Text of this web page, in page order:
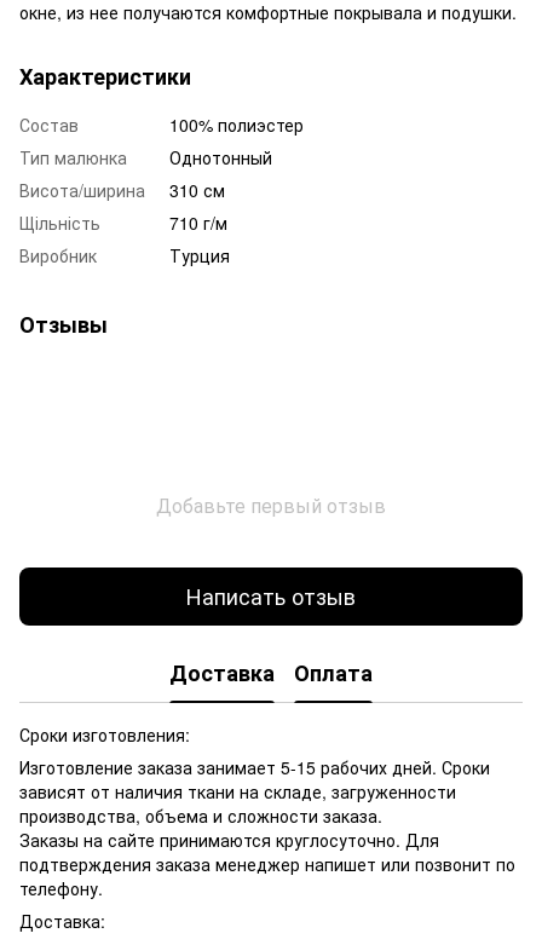
окне, из нее получаются комфортные покрывала и подушки.
Характеристики
Состав
100% полиэстер
Тип малюнка
Однотонный
Висота/ширина
310 см
Щільність
710 г/м
Виробник
Турция
Отзывы
Добавьте первый отзыв
Написать отзыв
Доставка Оплата
Сроки изготовления:
Изготовление заказа занимает 5-15 рабочих дней. Сроки
зависят от наличия ткани на складе, загруженности
производства, объема и сложности заказа.
Заказы на сайте принимаются круглосуточно. Для
подтверждения заказа менеджер напишет или позвонит по
телефону.
Доставка: